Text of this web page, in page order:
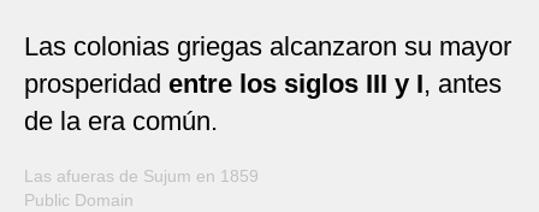
Las colonias griegas alcanzaron su mayor
prosperidad entre los siglos III y I, antes
de la era común.
Las afueras de Sujum en 1859
Public Domain